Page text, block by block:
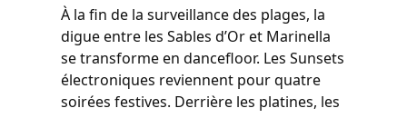
À la fin de la surveillance des plages, la
digue entre les Sables d’Or et Marinella
se transforme en dancefloor. Les Sunsets
électroniques reviennent pour quatre
soirées festives. Derrière les platines, les